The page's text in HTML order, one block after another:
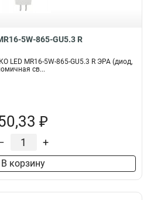
5W-865-GU5.3 R
MR16-5W-865-GU5.3 R ЭРА (диод,
св...
₽
+
В корзину